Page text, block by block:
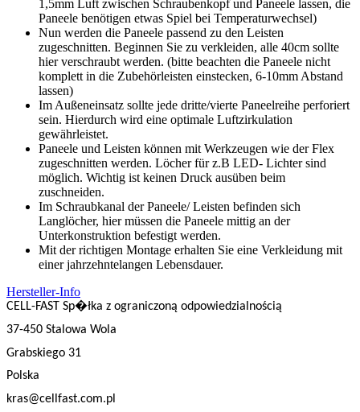
1,5mm Luft zwischen Schraubenkopf und Paneele lassen, die
Paneele benötigen etwas Spiel bei Temperaturwechsel)
Nun werden die Paneele passend zu den Leisten
zugeschnitten. Beginnen Sie zu verkleiden, alle 40cm sollte
hier verschraubt werden. (bitte beachten die Paneele nicht
komplett in die Zubehörleisten einstecken, 6-10mm Abstand
lassen)
Im Außeneinsatz sollte jede dritte/vierte Paneelreihe perforiert
sein. Hierdurch wird eine optimale Luftzirkulation
gewährleistet.
Paneele und Leisten können mit Werkzeugen wie der Flex
zugeschnitten werden. Löcher für z.B LED- Lichter sind
möglich. Wichtig ist keinen Druck ausüben beim
zuschneiden.
Im Schraubkanal der Paneele/ Leisten befinden sich
Langlöcher, hier müssen die Paneele mittig an der
Unterkonstruktion befestigt werden.
Mit der richtigen Montage erhalten Sie eine Verkleidung mit
einer jahrzehntelangen Lebensdauer.
Hersteller-Info
CELL-FAST Sp�łka z ograniczoną odpowiedzialnością
37-450 Stalowa Wola
Grabskiego 31
Polska
kras@cellfast.com.pl